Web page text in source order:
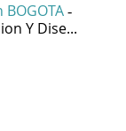
-
Y Dise...